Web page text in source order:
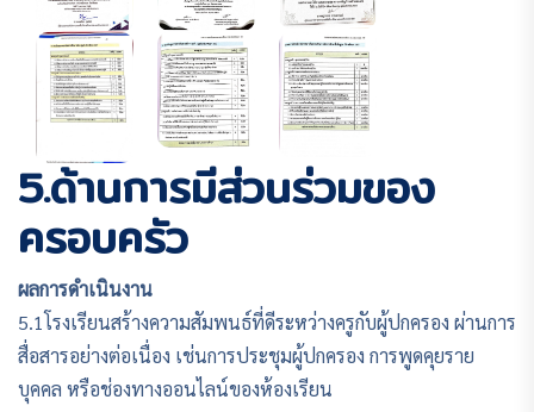
5.ด้านการมีส่วนร่วมของ
ครอบครัว
ผลการดำเนินงาน
5.1โรงเรียนสร้างความสัมพนธ์ที่ดีระหว่างครูกับผู้ปกครอง ผ่านการ
สื่อสารอย่างต่อเนื่อง เช่นการประชุมผู้ปกครอง การพูดคุยราย
บุคคล หรือช่องทางออนไลน์ของห้องเรียน